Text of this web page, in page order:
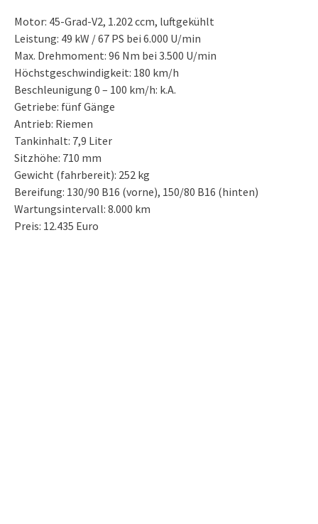
Motor: 45-Grad-V2, 1.202 ccm, luftgekühlt
Leistung: 49 kW / 67 PS bei 6.000 U/min
Max. Drehmoment: 96 Nm bei 3.500 U/min
Höchstgeschwindigkeit: 180 km/h
Beschleunigung 0 – 100 km/h: k.A.
Getriebe: fünf Gänge
Antrieb: Riemen
Tankinhalt: 7,9 Liter
Sitzhöhe: 710 mm
Gewicht (fahrbereit): 252 kg
Bereifung: 130/90 B16 (vorne), 150/80 B16 (hinten)
Wartungsintervall: 8.000 km
Preis: 12.435 Euro